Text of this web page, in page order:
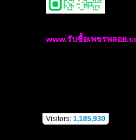
www.รับซื้อเพชรพลอย
Visitors: 1,185,930